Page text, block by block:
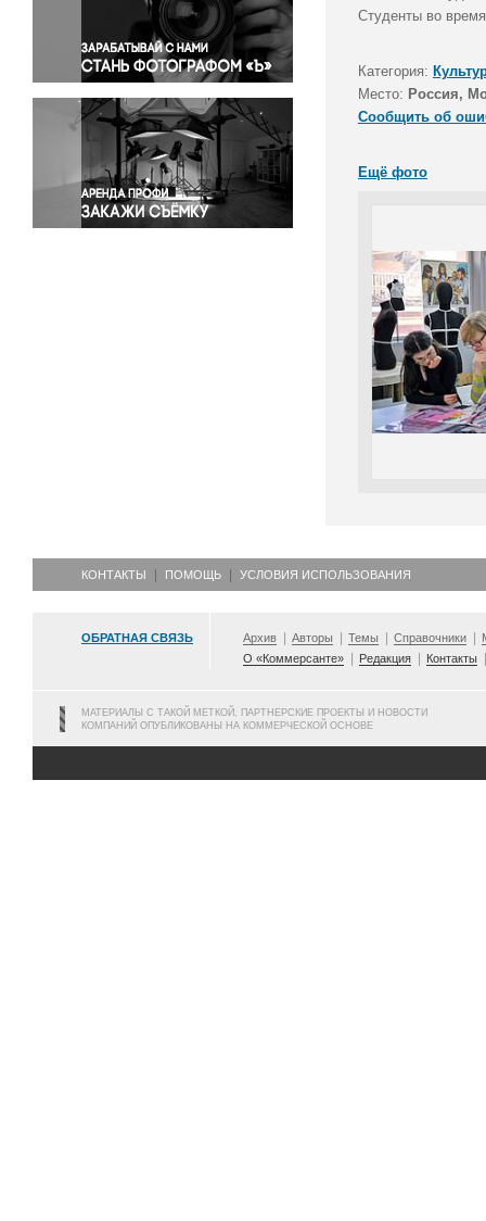
Правосудие
Происшествия и конфликты
Религия
Светская жизнь
Спорт
Экология
Экономика и бизнес
Студенты во
Категория:
Место: Россия,
Сообщить об
Ещё фото
КОНТАКТЫ ПОМОЩЬ УСЛОВИЯ ИСПОЛЬЗОВАНИЯ
ОБРАТНАЯ СВЯЗЬ Архив Авторы Темы Справочники
О «Коммерсанте»
Редакция Контакты
МАТЕРИАЛЫ С ТАКОЙ МЕТКОЙ, ПАРТНЕРСКИЕ ПРОЕКТЫ И НОВОСТИ
КОМПАНИЙ ОПУБЛИКОВАНЫ НА КОММЕРЧЕСКОЙ ОСНОВЕ